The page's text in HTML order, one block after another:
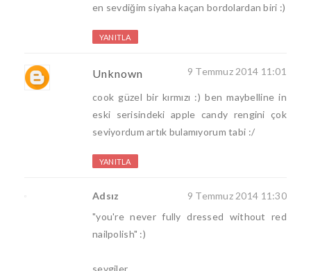
en sevdiğim siyaha kaçan bordolardan biri :)
YANITLA
Unknown 9 Temmuz 2014 11:01
cook güzel bir kırmızı :) ben maybelline in
eski serisindeki apple candy rengini çok
seviyordum artık bulamıyorum tabi :/
YANITLA
Adsız
9 Temmuz 2014 11:30
"you're never fully dressed without red
nailpolish" :)
sevgiler